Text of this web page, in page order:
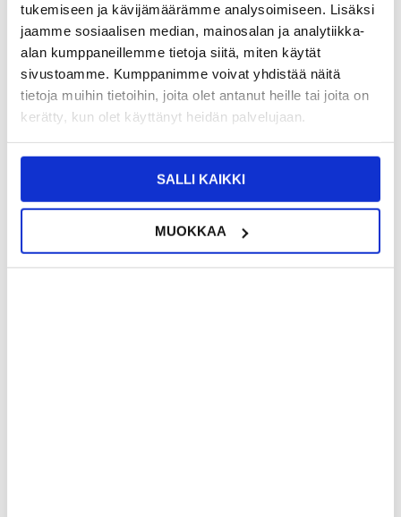
tukemiseen ja kävijämäärämme analysoimiseen. Lisäksi
jaamme sosiaalisen median, mainosalan ja analytiikka-
alan kumppaneillemme tietoja siitä, miten käytät
sivustoamme. Kumppanimme voivat yhdistää näitä
tietoja muihin tietoihin, joita olet antanut heille tai joita on
kerätty, kun olet käyttänyt heidän palvelujaan.
SALLI KAIKKI
MUOKKAA
iPhone 12/12 Pro Latausliitin Flex
Kaapeli - Musta
iPhone 12/12 Pro LCD Näyttö - Musta
- Alkuperäinen laatu